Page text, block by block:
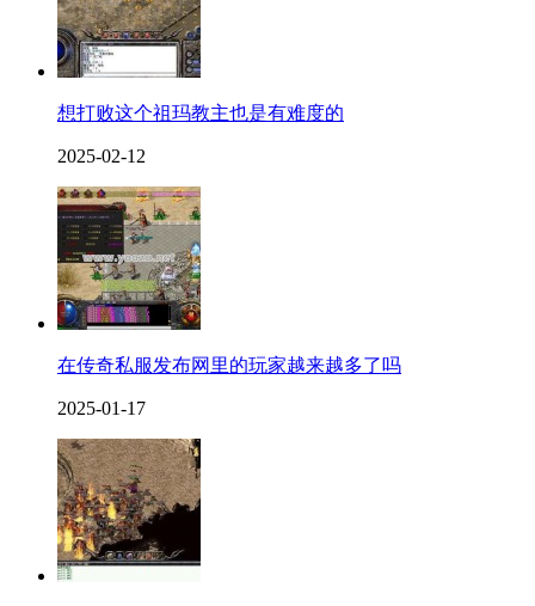
想打败这个祖玛教主也是有难度的
2025-02-12
在传奇私服发布网里的玩家越来越多了吗
2025-01-17